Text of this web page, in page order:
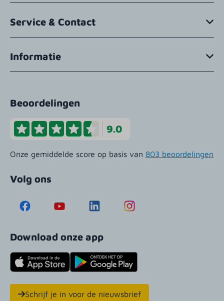
Service & Contact
Informatie
Beoordelingen
9.0
Onze gemiddelde score op basis van 803 beoordelingen
Volg ons
Download onze app
Schrijf je in voor de nieuwsbrief